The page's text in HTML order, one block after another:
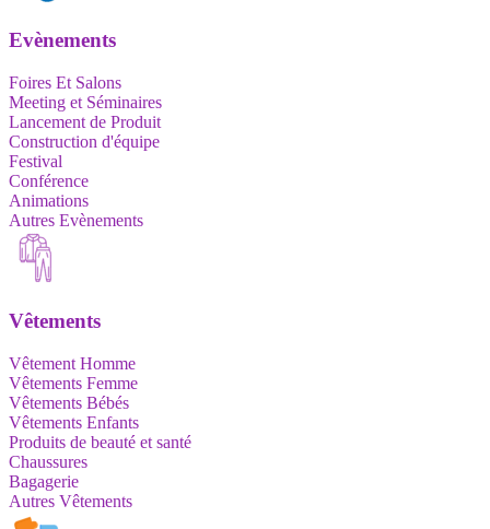
Evènements
Foires Et Salons
Meeting et Séminaires
Lancement de Produit
Construction d'équipe
Festival
Conférence
Animations
Autres Evènements
Vêtements
Vêtement Homme
Vêtements Femme
Vêtements Bébés
Vêtements Enfants
Produits de beauté et santé
Chaussures
Bagagerie
Autres Vêtements